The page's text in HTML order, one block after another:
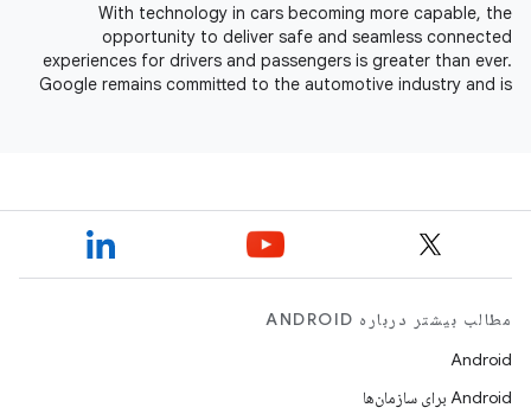
With technology in cars becoming more capable, the
opportunity to deliver safe and seamless connected
experiences for drivers and passengers is greater than ever.
Google remains committed to the automotive industry and is
مطالب بیشتر درباره ANDROID
Android
Android برای سازمان‌ها